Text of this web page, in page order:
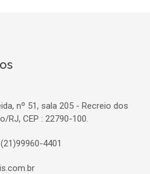
nº 51, sala 205 - Recreio dos
RJ, CEP : 22790-100.
4401